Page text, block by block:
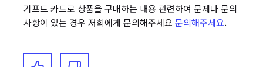
기프트 카드로 상품을 구매하는 내용 관련하여 문제나 문의
사항이 있는 경우 저희에게 문의해주세요 문의해주세요.